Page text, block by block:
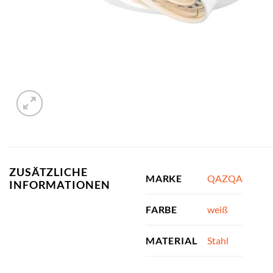
ZUSÄTZLICHE
INFORMATIONEN
MARKE QAZQA
FARBE weiß
MATERIAL Stahl